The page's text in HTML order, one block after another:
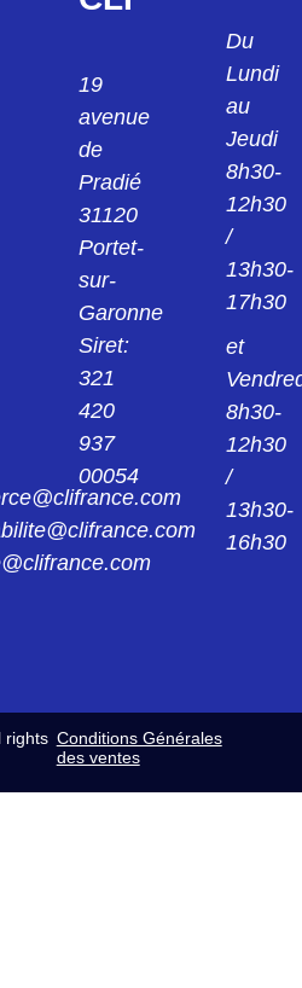
19
avenue
de
Pradié
31120
Portet-
sur-
Garonne
Siret:
321
420
937
00054
Du
Lundi
au
Jeudi
8h30-
12h30
/
13h30-
17h30
et
8h30-
12h30
/
13h30-
16h30
rights Conditions Générales
des ventes